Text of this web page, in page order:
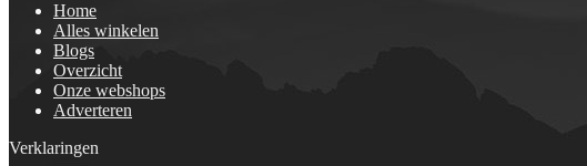
Home
Alles winkelen
Blogs
Overzicht
Onze webshops
Adverteren
Verklaringen